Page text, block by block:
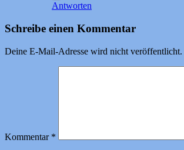
Antworten
Schreibe einen Kommentar
Deine E-Mail-Adresse wird nicht veröffentlicht.
Kommentar *